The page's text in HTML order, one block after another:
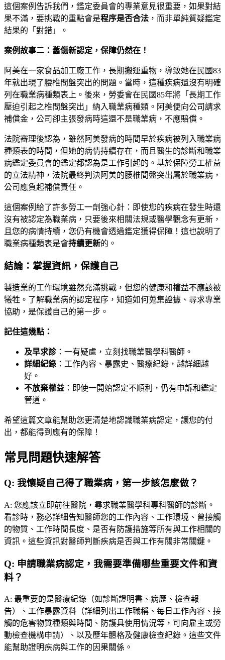
這個案例告訴我們，鑑定委員會的專業意見很重要，如果對結
果不滿，要挑戰的重點會是程序是否合法 ，而非單純質疑鑑定
結果的「對錯」。
案例故事二：舊傷新認定，保障仍然在！
阿美在一家食品加工廠工作，長期搬運重物，導致她在民國83
年就出現了腰椎間盤突出的問題。當時，這種疾病還沒有明確
列在職業病種類表上。後來，勞委會在民國85年將「長期工作
壓迫引起之椎間盤突出」納入職業病種類。阿美便向公司請求
補償金，公司卻主張發病時這還不是職業病，不應賠償。
法院審理後認為，雖然阿美發病的時間早於疾病被列入職業病
種類表的時間，但她的病情持續存在，而且醫生的診斷和職業
病鑑定委員會的鑑定都認為是工作引起的。基於保障勞工權益
的立法精神，法院最終判決阿美的腰椎間盤突出屬於職業病，
公司應負起補償責任。
這個案例給了許多勞工一劑強心針：即使您的疾病在發生時還
沒有被認定為職業病，只要後來相關法規或醫學觀念有更新，
且您的病情持續，您仍有機會透過鑑定獲得保障！這也說明了
職業病種類表是會持續更新的。
結論：掌握資訊，保護自己
製造業的工作環境雖然充滿挑戰，但您的健康和權益不應該被
犧牲。了解職業病的認定程序，知道如何蒐集證據、尋求專業
協助，是保護自己的第一步。
記住這幾點：
及早求診：一有疑慮，立刻找職業醫學科醫師。
詳細紀錄 ：工作內容、暴露史、醫療紀錄，越詳細越
好。
不放棄權益 ：即使一開始認定不順利，仍有申訴和鑑定
管道。
希望這篇文章能幫助您更清楚地認識職業病認定，讓您的付
出，都能得到應有的保障！
常見問題快速解答
Q: 我懷疑自己得了職業病，第一步該怎麼做？
A: 您應該立即前往醫院，尋求職業醫學科專科醫師的診斷。
看診時，務必詳細告知醫師您的工作內容、工作環境、曾接觸
的物質、工作時間長度、是否有防護措施等所有與工作相關的
資訊。這些資訊對醫師判斷疾病是否與工作有關非常關鍵。
Q: 申請職業病認定，我需要準備哪些重要文件和資
料？
A: 最重要的是醫療紀錄（如診斷證明書、病歷、檢查報
告）、工作暴露資料（詳細列出工作職稱、每日工作內容、接
觸的危害物質種類與時間、防護具使用情況等，可向雇主或勞
動檢查機構申請）、以及歷年體格及健康檢查紀錄。這些文件
能幫助證明疾病與工作的因果關係。